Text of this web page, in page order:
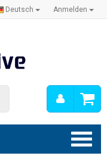
Anmelden
Deutsch
Mein
Konto